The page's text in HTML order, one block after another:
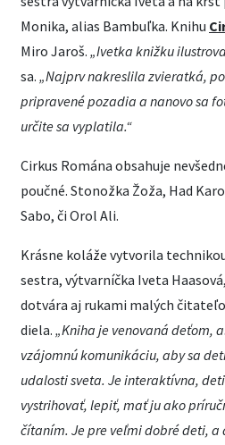
Monika, alias Bambuľka. Knihu
Miro Jaroš. „Ivetka knižku
sa. „Najprv nakreslila zvieratká,
pripravené pozadia a nanovo sa
určite sa vyplatila.“
Cirkus Romána obsahuje
poučné. Stonožka Žoža, Had
Sabo, či Orol Ali.
Krásne koláže vytvorila
sestra, výtvarníčka Iveta
dotvára aj rukami malých
diela. „Kniha je venovaná deťom,
vzájomnú komunikáciu, aby sa
udalosti sveta. Je interaktívna,
vystrihovať, lepiť, mať ju ako
čítaním. Je pre veľmi dobré deti, a